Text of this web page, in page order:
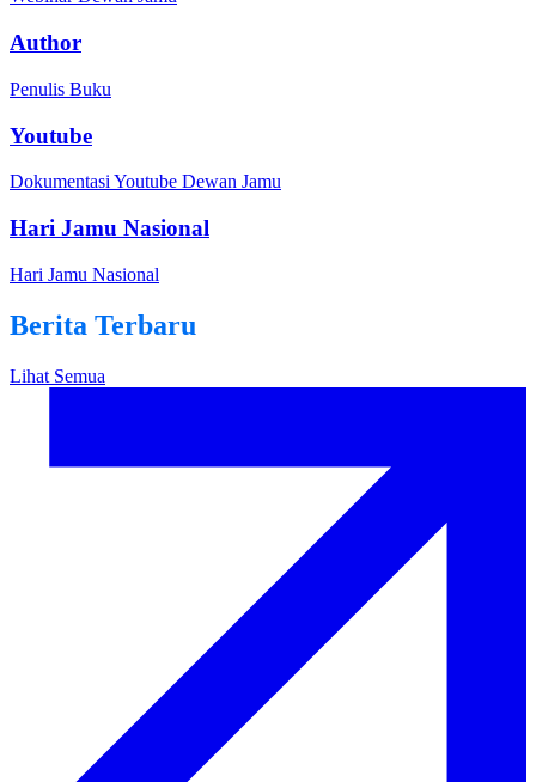
Author
Penulis Buku
Youtube
Dokumentasi Youtube Dewan Jamu
Hari Jamu Nasional
Hari Jamu Nasional
Berita Terbaru
Lihat Semua